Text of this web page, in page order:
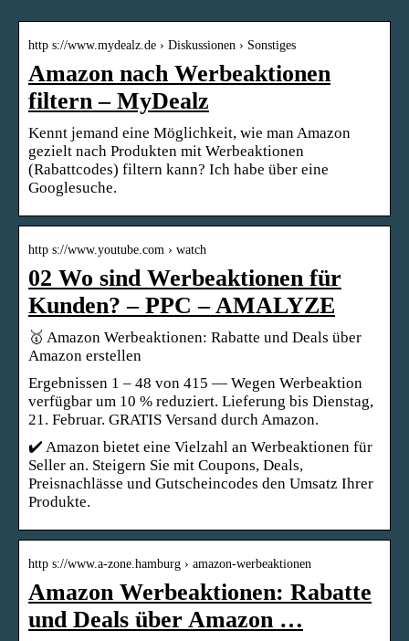
http s://www.mydealz.de › Diskussionen › Sonstiges
Amazon nach Werbeaktionen
filtern – MyDealz
Kennt jemand eine Möglichkeit, wie man Amazon
gezielt nach Produkten mit Werbeaktionen
(Rabattcodes) filtern kann? Ich habe über eine
Googlesuche.
http s://www.youtube.com › watch
02 Wo sind Werbeaktionen für
Kunden? – PPC – AMALYZE
🥇 Amazon Werbeaktionen: Rabatte und Deals über
Amazon erstellen
Ergebnissen 1 – 48 von 415 — Wegen Werbeaktion
verfügbar um 10 % reduziert. Lieferung bis Dienstag,
21. Februar. GRATIS Versand durch Amazon.
✔️ Amazon bietet eine Vielzahl an Werbeaktionen für
Seller an. Steigern Sie mit Coupons, Deals,
Preisnachlässe und Gutscheincodes den Umsatz Ihrer
Produkte.
http s://www.a-zone.hamburg › amazon-werbeaktionen
Amazon Werbeaktionen: Rabatte
und Deals über Amazon …